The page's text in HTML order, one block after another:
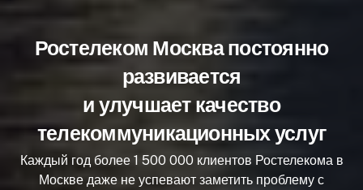
Ростелеком Москва постоянно
развивается
и улучшает качество
телекоммуникационных услуг
Каждый год более 1 500 000 клиентов Ростелекома в
Москве даже не успевают заметить проблему с